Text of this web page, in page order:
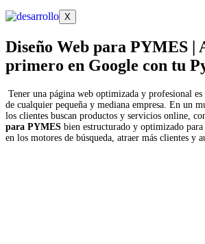
X
Diseño Web para PYMES |
primero en Google con tu
Tener una página web optimizada y profesional
de cualquier pequeña y mediana empresa. En un
los clientes buscan productos y servicios online,
para PYMES bien estructurado y optimizado
en los motores de búsqueda, atraer más clientes y